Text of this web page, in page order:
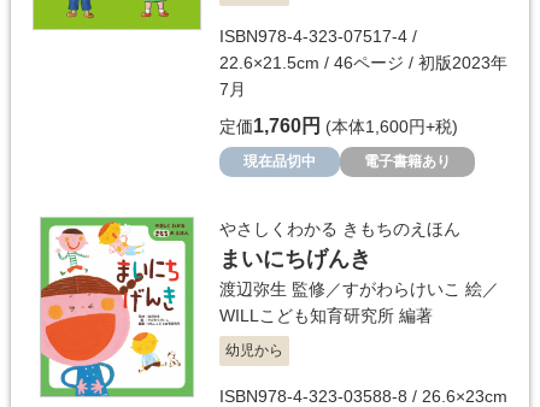
ISBN978-4-323-07517-4 /
22.6×21.5cm / 46ページ / 初版2023年
7月
定価1,760円 (本体1,600円+税)
現在品切中 電子書籍あり
やさしくわかる きもちのえほん
まいにちげんき
渡辺弥生 監修／すがわらけいこ 絵／
WILLこども知育研究所 編著
幼児から
ISBN978-4-323-03588-8 / 26.6×23cm